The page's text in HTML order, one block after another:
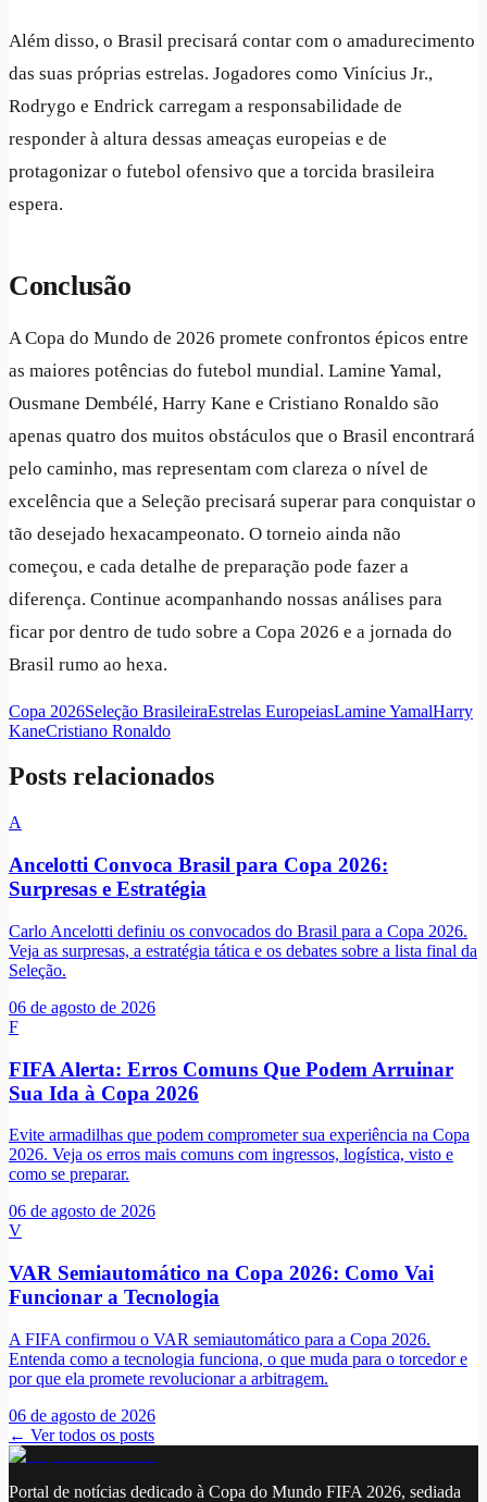
Além disso, o Brasil precisará contar com o amadurecimento
das suas próprias estrelas. Jogadores como Vinícius Jr.,
Rodrygo e Endrick carregam a responsabilidade de
responder à altura dessas ameaças europeias e de
protagonizar o futebol ofensivo que a torcida brasileira
espera.
Conclusão
A Copa do Mundo de 2026 promete confrontos épicos entre
as maiores potências do futebol mundial. Lamine Yamal,
Ousmane Dembélé, Harry Kane e Cristiano Ronaldo são
apenas quatro dos muitos obstáculos que o Brasil encontrará
pelo caminho, mas representam com clareza o nível de
excelência que a Seleção precisará superar para conquistar o
tão desejado hexacampeonato. O torneio ainda não
começou, e cada detalhe de preparação pode fazer a
diferença. Continue acompanhando nossas análises para
ficar por dentro de tudo sobre a Copa 2026 e a jornada do
Brasil rumo ao hexa.
Copa 2026Seleção BrasileiraEstrelas EuropeiasLamine YamalHarry
KaneCristiano Ronaldo
Posts relacionados
A
Ancelotti Convoca Brasil para Copa 2026:
Surpresas e Estratégia
Carlo Ancelotti definiu os convocados do Brasil para a Copa 2026.
Veja as surpresas, a estratégia tática e os debates sobre a lista final da
Seleção.
06 de agosto de 2026
F
FIFA Alerta: Erros Comuns Que Podem Arruinar
Sua Ida à Copa 2026
Evite armadilhas que podem comprometer sua experiência na Copa
2026. Veja os erros mais comuns com ingressos, logística, visto e
como se preparar.
06 de agosto de 2026
V
VAR Semiautomático na Copa 2026: Como Vai
Funcionar a Tecnologia
A FIFA confirmou o VAR semiautomático para a Copa 2026.
Entenda como a tecnologia funciona, o que muda para o torcedor e
por que ela promete revolucionar a arbitragem.
06 de agosto de 2026
← Ver todos os posts
Portal de notícias dedicado à Copa do Mundo FIFA 2026, sediada